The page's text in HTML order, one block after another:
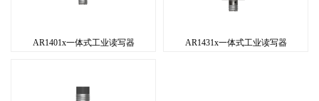
AR1401x一体式工业读写器 AR1431x一体式工业读写器